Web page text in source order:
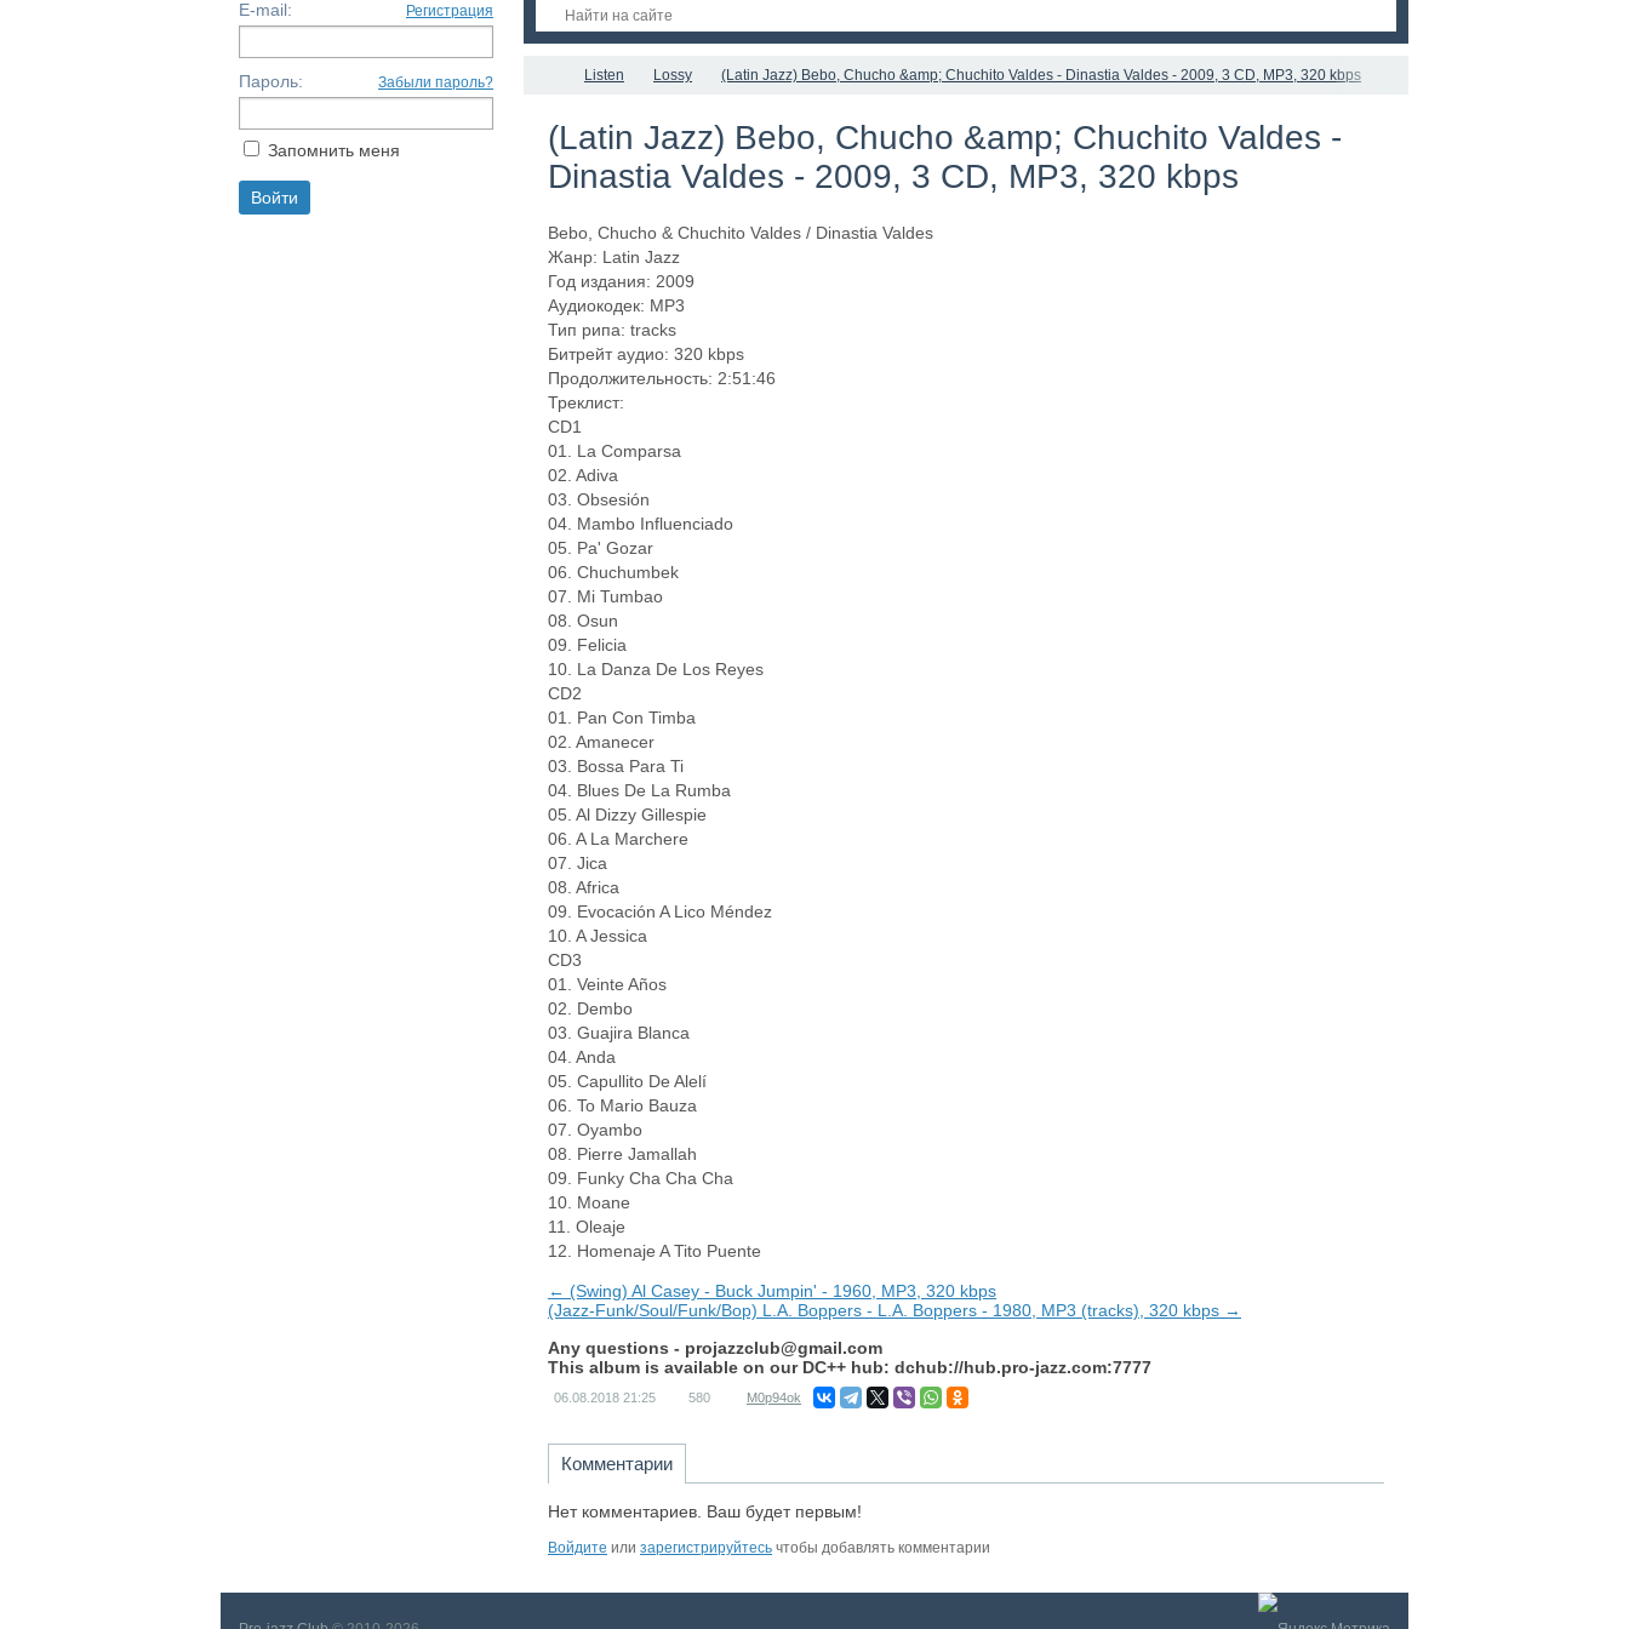
Listen Lossy (Latin Jazz) Bebo, Chucho &amp; Chuchito Valdes - Dinastia Valdes - 2009, 3 CD, MP3, 320 kbps
(Latin Jazz) Bebo, Chucho &amp; Chuchito Valdes -
Dinastia Valdes - 2009, 3 CD, MP3, 320 kbps
Bebo, Chucho & Chuchito Valdes / Dinastia Valdes
Жанр: Latin Jazz
Год издания: 2009
Аудиокодек: MP3
Тип рипа: tracks
Битрейт аудио: 320 kbps
Продолжительность: 2:51:46
Треклист:
CD1
01. La Comparsa
02. Adiva
03. Obsesión
04. Mambo Influenciado
05. Pa' Gozar
06. Chuchumbek
07. Mi Tumbao
08. Osun
09. Felicia
10. La Danza De Los Reyes
CD2
01. Pan Con Timba
02. Amanecer
03. Bossa Para Ti
04. Blues De La Rumba
05. Al Dizzy Gillespie
06. A La Marchere
07. Jica
08. Africa
09. Evocación A Lico Méndez
10. A Jessica
CD3
01. Veinte Años
02. Dembo
03. Guajira Blanca
04. Anda
05. Capullito De Alelí
06. To Mario Bauza
07. Oyambo
08. Pierre Jamallah
09. Funky Cha Cha Cha
10. Moane
11. Oleaje
12. Homenaje A Tito Puente
← (Swing) Al Casey - Buck Jumpin' - 1960, MP3, 320 kbps
(Jazz-Funk/Soul/Funk/Bop) L.A. Boppers - L.A. Boppers - 1980, MP3 (tracks), 320 kbps →
Any questions - projazzclub@gmail.com
This album is available on our DC++ hub: dchub://hub.pro-jazz.com:7777
06.08.2018 21:25 580 M0p94ok
Комментарии
Нет комментариев. Ваш будет первым!
Войдите или зарегистрируйтесь чтобы добавлять комментарии
E-mail: Регистрация
Пароль: Забыли пароль?
Запомнить меня